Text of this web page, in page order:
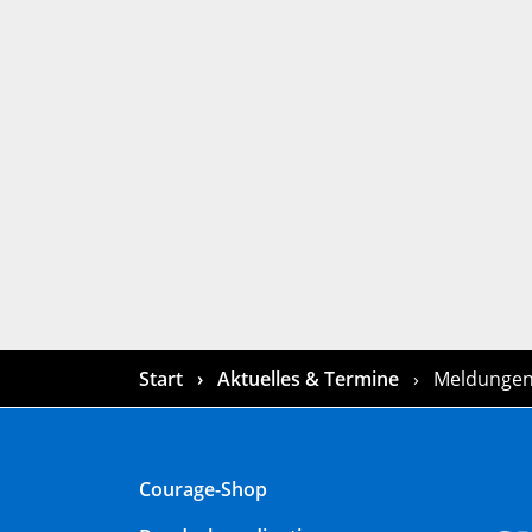
Start Aktuelles & Termine
Courage-Shop